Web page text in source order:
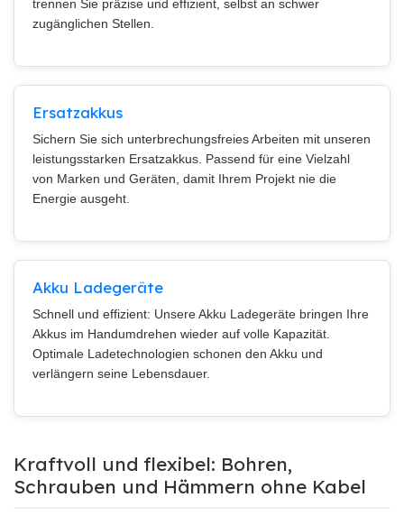
trennen Sie präzise und effizient, selbst an schwer
zugänglichen Stellen.
Ersatzakkus
Sichern Sie sich unterbrechungsfreies Arbeiten mit unseren
leistungsstarken Ersatzakkus. Passend für eine Vielzahl
von Marken und Geräten, damit Ihrem Projekt nie die
Energie ausgeht.
Akku Ladegeräte
Schnell und effizient: Unsere Akku Ladegeräte bringen Ihre
Akkus im Handumdrehen wieder auf volle Kapazität.
Optimale Ladetechnologien schonen den Akku und
verlängern seine Lebensdauer.
Kraftvoll und flexibel: Bohren,
Schrauben und Hämmern ohne Kabel